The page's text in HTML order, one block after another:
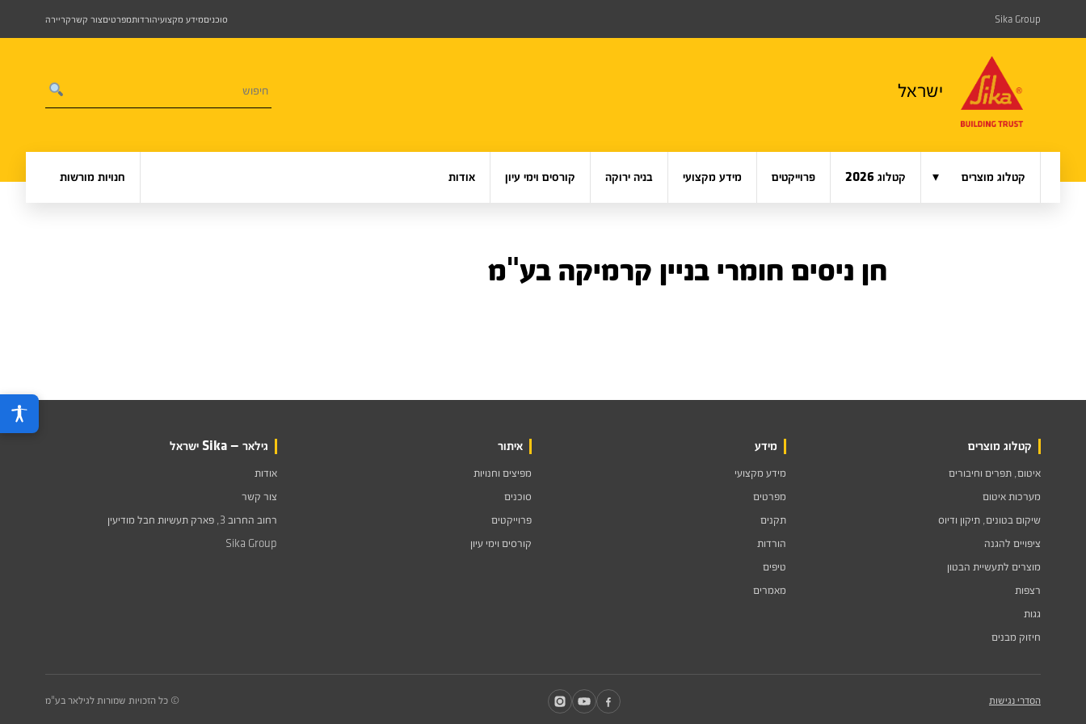
Sika Group סוכניםמידע מקצועיהורדותמפרטיםצור קשרקריירה
ישראל
קטלוג מוצרים ▾ קטלוג 2026 פרוייקטים מידע מקצועי בניה ירוקה קורסים וימי עיון אודות חנויות מורשות
חן ניסים חומרי בניין קרמיקה בע"מ
קטלוג מוצרים
איטום, תפרים וחיבורים
מערכות איטום
שיקום בטונים, תיקון ודיוס
ציפויים להגנה
מוצרים לתעשיית הבטון
רצפות
גגות
חיזוק מבנים
מידע
מידע מקצועי
מפרטים
תקנים
הורדות
טיפים
מאמרים
איתור
מפיצים וחנויות
סוכנים
פרוייקטים
קורסים וימי עיון
גילאר — Sika ישראל
אודות
צור קשר
רחוב החרוב 3, פארק תעשיות חבל מודיעין
Sika Group
הסדרי נגישות © כל הזכויות שמורות לגילאר בע"מ